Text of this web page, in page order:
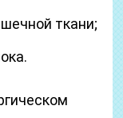
ткани;